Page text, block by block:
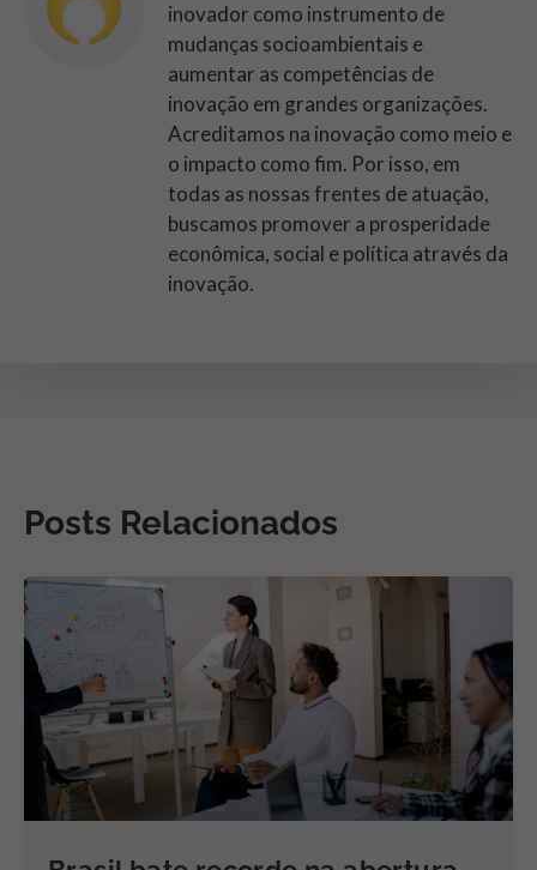
inovador como instrumento de
mudanças socioambientais e
aumentar as competências de
inovação em grandes organizações.
Acreditamos na inovação como meio e
o impacto como fim. Por isso, em
todas as nossas frentes de atuação,
buscamos promover a prosperidade
econômica, social e política através da
inovação.
Posts Relacionados